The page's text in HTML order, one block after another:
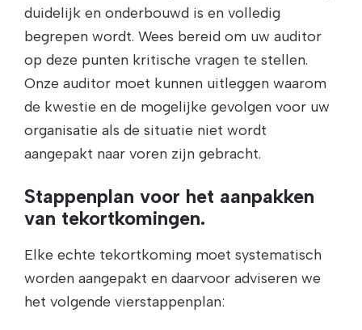
duidelijk en onderbouwd is en volledig
begrepen wordt. Wees bereid om uw auditor
op deze punten kritische vragen te stellen.
Onze auditor moet kunnen uitleggen waarom
de kwestie en de mogelijke gevolgen voor uw
organisatie als de situatie niet wordt
aangepakt naar voren zijn gebracht.
Stappenplan voor het aanpakken
van tekortkomingen.
Elke echte tekortkoming moet systematisch
worden aangepakt en daarvoor adviseren we
het volgende vierstappenplan: